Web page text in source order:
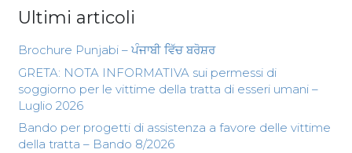
Ultimi articoli
Brochure Punjabi – ਪੰਜਾਬੀ ਵਿੱਚ ਬਰੋਸ਼ਰ
GRETA: NOTA INFORMATIVA sui permessi di
soggiorno per le vittime della tratta di esseri umani –
Luglio 2026
Bando per progetti di assistenza a favore delle vittime
della tratta – Bando 8/2026